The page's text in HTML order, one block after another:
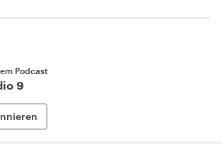
Podcast
9